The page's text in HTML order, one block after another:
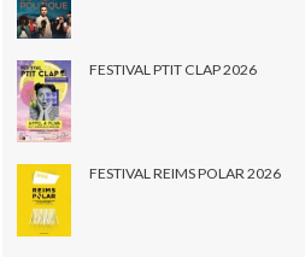
FESTIVAL PTIT CLAP 2026
FESTIVAL REIMS POLAR 2026